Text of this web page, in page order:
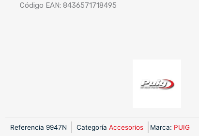
C/NEGRO
Código EAN: 8436571718495
Referencia 9947N Categoría Accesorios Marca: PUIG